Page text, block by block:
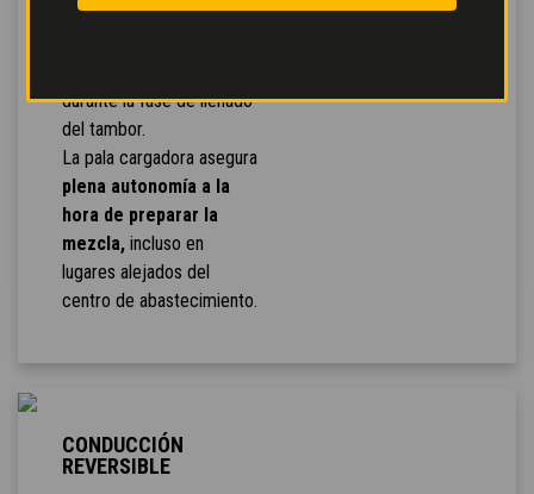
de carga automáticode
durante la fase de llenado
del tambor.
La pala cargadora asegura
plena autonomía a la
hora de preparar la
mezcla,incluso en
lugares alejados del
centro de abastecimiento.
CONDUCCIÓN
REVERSIBLE